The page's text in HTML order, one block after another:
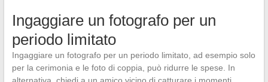
Ingaggiare un fotografo per un
periodo limitato
Ingaggiare un fotografo per un periodo limitato, ad esempio solo
per la cerimonia e le foto di coppia, può ridurre le spese. In